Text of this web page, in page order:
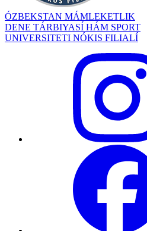
ÓZBEKSTAN MÁMLEKETLIK
DENE TÁRBIYASÍ HÁM SPORT
UNIVERSITETI NÓKIS FILIALÍ